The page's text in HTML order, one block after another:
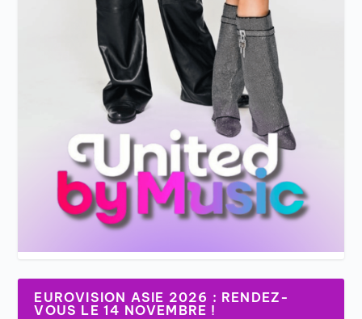
EUROVISION ASIE 2026 : RENDEZ-
VOUS LE 14 NOVEMBRE !